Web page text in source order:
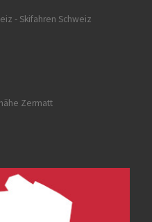
- Skifahren Schweiz
Zermatt